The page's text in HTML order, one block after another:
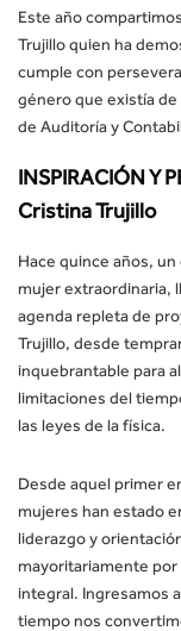
Este año
Trujillo quien ha
cumple con
género que existía de
de Auditoría y
INSPIRACIÓN Y
Cristina Trujillo
Hace quince años,
mujer extraordinaria,
agenda repleta de
Trujillo, desde
inquebrantable para
limitaciones del
las leyes de la física.
Desde aquel primer
mujeres han estado
liderazgo y
mayoritariamente
integral. Ingresamos
tiempo nos